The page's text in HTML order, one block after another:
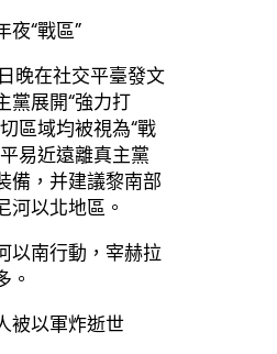
夜“戰區”
晚在社交平臺發文
黨展開“強力打
區域均被視為“戰
易近遠離真主黨
備，并建議黎南部
河以北地區。
以南行動，宰赫拉
。
被以軍炸逝世